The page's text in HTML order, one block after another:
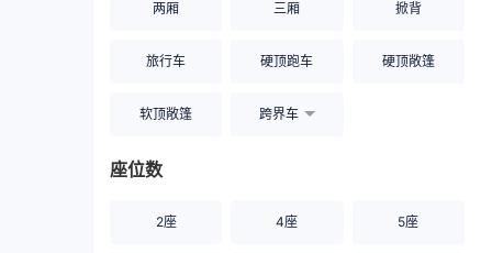
两厢 三厢 掀背
旅行车 硬顶跑车 硬顶敞篷
软顶敞篷 跨界车
座位数
2座 4座 5座